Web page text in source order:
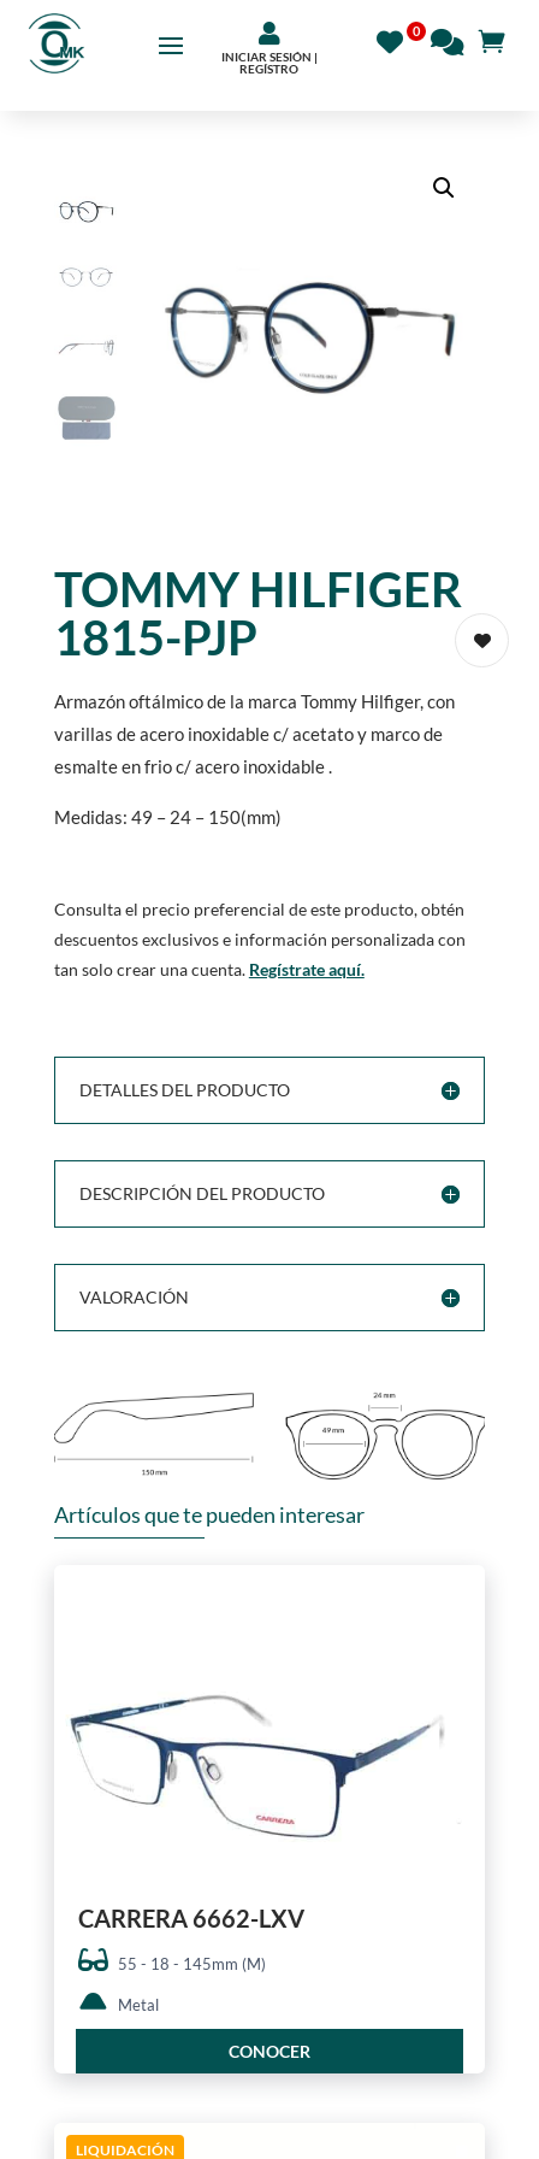

INICIAR SESIÓN |
REGÍSTRO
TOMMY HILFIGER
1815-PJP
Armazón oftálmico de la marca Tommy Hilfiger, con
varillas de acero inoxidable c/ acetato y marco de
esmalte en frio c/ acero inoxidable .
Medidas: 49 – 24 – 150(mm)
Consulta el precio preferencial de este producto, obtén
descuentos exclusivos e información personalizada con
tan solo crear una cuenta. Regístrate aquí.
DETALLES DEL PRODUCTO
DESCRIPCIÓN DEL PRODUCTO
VALORACIÓN
Artículos que te pueden interesar
CARRERA 6662-LXV
55 - 18 - 145mm (M)
Metal
CONOCER
LIQUIDACIÓN